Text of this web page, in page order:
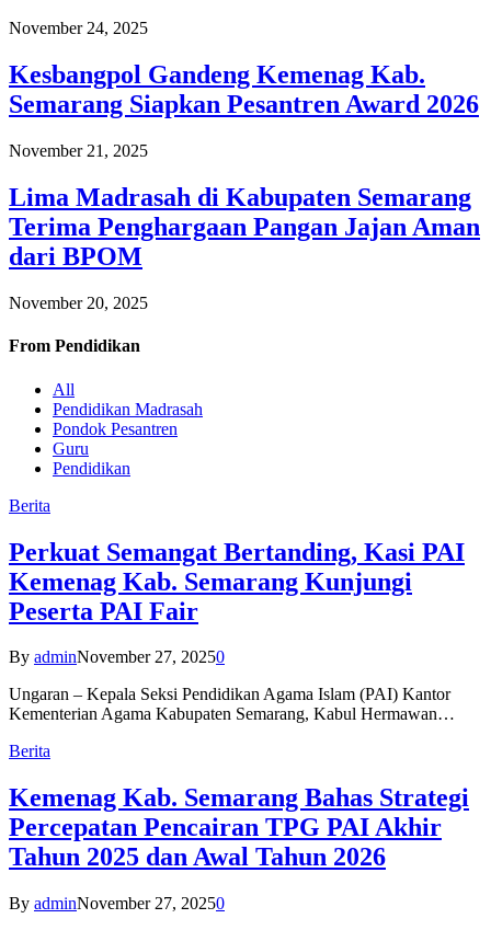
November 24, 2025
Kesbangpol Gandeng Kemenag Kab.
Semarang Siapkan Pesantren Award 2026
November 21, 2025
Lima Madrasah di Kabupaten Semarang
Terima Penghargaan Pangan Jajan Aman
dari BPOM
November 20, 2025
From Pendidikan
All
Pendidikan Madrasah
Pondok Pesantren
Guru
Pendidikan
Berita
Perkuat Semangat Bertanding, Kasi PAI
Kemenag Kab. Semarang Kunjungi
Peserta PAI Fair
By adminNovember 27, 20250
Ungaran – Kepala Seksi Pendidikan Agama Islam (PAI) Kantor
Kementerian Agama Kabupaten Semarang, Kabul Hermawan…
Berita
Kemenag Kab. Semarang Bahas Strategi
Percepatan Pencairan TPG PAI Akhir
Tahun 2025 dan Awal Tahun 2026
By adminNovember 27, 20250